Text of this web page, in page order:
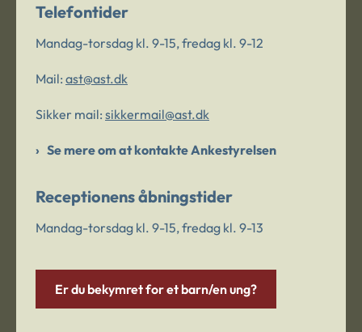
Telefontider
Mandag-torsdag kl. 9-15, fredag kl. 9-12
Mail: ast@ast.dk
Sikker mail: sikkermail@ast.dk
Se mere om at kontakte Ankestyrelsen
Receptionens åbningstider
Mandag-torsdag kl. 9-15, fredag kl. 9-13
Er du bekymret for et barn/en ung?